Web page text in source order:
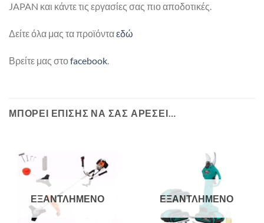
JAPAN και κάντε τις εργασίες σας πιο αποδοτικές.
Δείτε όλα μας τα προϊόνταεδώ
Βρείτε μας στοfacebook.
ΜΠΟΡΕΊ ΕΠΊΣΗΣ ΝΑ ΣΑΣ ΑΡΈΣΕΙ…
ΕΞΑΝΤΛΗΜΈΝΟ ΕΞΑΝΤΛΗΜΈΝΟ